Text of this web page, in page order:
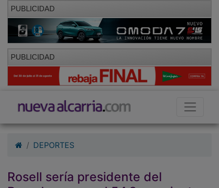
PUBLICIDAD
PUBLICIDAD
DEPORTES
Rosell sería presidente del